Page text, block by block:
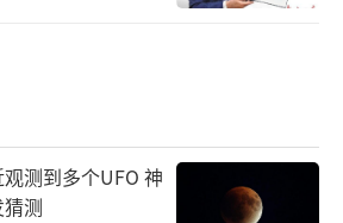
测到多个UFO 神
测